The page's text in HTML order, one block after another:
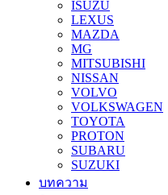
ISUZU
LEXUS
MAZDA
MG
MITSUBISHI
NISSAN
VOLVO
VOLKSWAGEN
TOYOTA
PROTON
SUBARU
SUZUKI
บทความ